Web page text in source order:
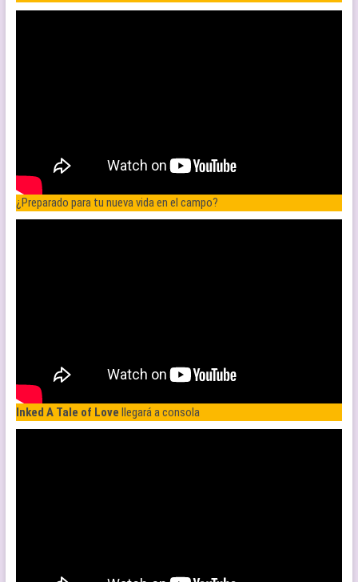
¿Preparado para tu nueva vida en el campo?
Inked A Tale of Love llegará a consola